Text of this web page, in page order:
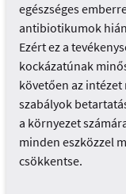
egészséges
antibiotikumok
Ezért ez a
kockázatúnak
követően az
szabályok
a környezet
minden eszközzel
csökkentse.